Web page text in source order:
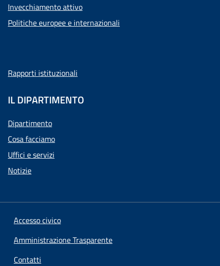
Invecchiamento attivo
Politiche europee e internazionali
Rapporti istituzionali
IL DIPARTIMENTO
Dipartimento
Cosa facciamo
Uffici e servizi
Notizie
Accesso civico
Amministrazione Trasparente
Contatti